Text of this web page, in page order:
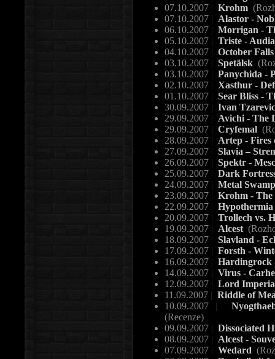
07.10.2007 | Krohm
07.10.2007 | Alastor -
06.10.2007 | Morrigan -
05.10.2007 | Triste -
04.10.2007 | October
03.10.2007 | Spetälsk
03.10.2007 | Panychida -
02.10.2007 | Xasthur -
01.10.2007 | Sear Bliss -
30.09.2007 | Ivan
29.09.2007 | Avichi - The
29.09.2007 | Cryfemal
28.09.2007 | Artep -
27.09.2007 | Slavia –
26.09.2007 | Spektr -
25.09.2007 | Dark
24.09.2007 | Metal
23.09.2007 | Krohm - The
22.09.2007 |
20.09.2007 | Trollech vs.
19.09.2007 | Alcest
18.09.2007 | Slavland -
17.09.2007 | Forsth -
16.09.2007 | Hardingrock
14.09.2007 | Virus -
12.09.2007 | Lord
11.09.2007 | Riddle of
10.09.2007 |
(Recenze)
09.09.2007 | Dissociated
08.09.2007 | Alcest -
07.09.2007 | Wedard